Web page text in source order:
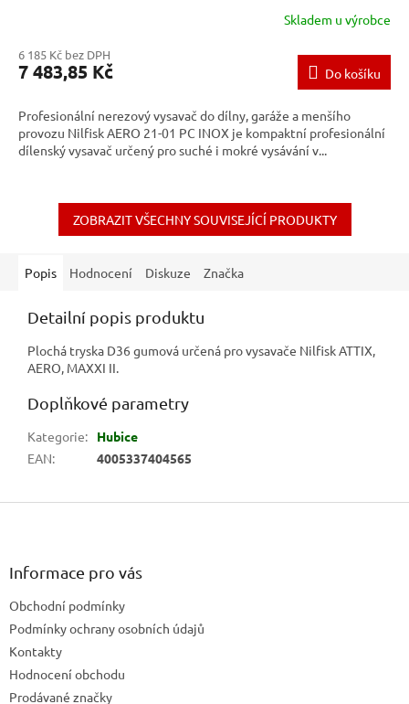
Skladem u výrobce
6 185 Kč bez DPH
7 483,85 Kč Do košíku
Profesionální nerezový vysavač do dílny, garáže a menšího
provozu Nilfisk AERO 21-01 PC INOX je kompaktní profesionální
dílenský vysavač určený pro suché i mokré vysávání v...
ZOBRAZIT VŠECHNY SOUVISEJÍCÍ PRODUKTY
Popis Hodnocení Diskuze Značka
Detailní popis produktu
Plochá tryska D36 gumová určená pro vysavače Nilfisk ATTIX,
AERO, MAXXI II.
Doplňkové parametry
Kategorie:
Hubice
EAN: 4005337404565
Z
Informace pro vás
Obchodní podmínky
Podmínky ochrany osobních údajů
Kontakty
Hodnocení obchodu
Prodávané značky